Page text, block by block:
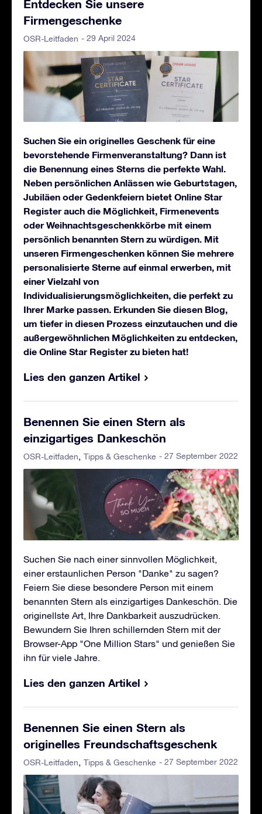
Entdecken Sie unsere
Firmengeschenke
OSR-Leitfaden - 29 April 2024
Suchen Sie ein originelles Geschenk für eine
bevorstehende Firmenveranstaltung? Dann ist
die Benennung eines Sterns die perfekte Wahl.
Neben persönlichen Anlässen wie Geburtstagen,
Jubiläen oder Gedenkfeiern bietet Online Star
Register auch die Möglichkeit, Firmenevents
oder Weihnachtsgeschenkkörbe mit einem
persönlich benannten Stern zu würdigen. Mit
unseren Firmengeschenken können Sie mehrere
personalisierte Sterne auf einmal erwerben, mit
einer Vielzahl von
Individualisierungsmöglichkeiten, die perfekt zu
Ihrer Marke passen. Erkunden Sie diesen Blog,
um tiefer in diesen Prozess einzutauchen und die
außergewöhnlichen Möglichkeiten zu entdecken,
die Online Star Register zu bieten hat!
Lies den ganzen Artikel
Benennen Sie einen Stern als
einzigartiges Dankeschön
OSR-Leitfaden Tipps & Geschenke - 27 September 2022
Suchen Sie nach einer sinnvollen Möglichkeit,
einer erstaunlichen Person "Danke" zu sagen?
Feiern Sie diese besondere Person mit einem
benannten Stern als einzigartiges Dankeschön. Die
originellste Art, Ihre Dankbarkeit auszudrücken.
Bewundern Sie Ihren schillernden Stern mit der
Browser-App "One Million Stars" und genießen Sie
ihn für viele Jahre.
Lies den ganzen Artikel
Benennen Sie einen Stern als
originelles Freundschaftsgeschenk
OSR-Leitfaden Tipps & Geschenke - 27 September 2022